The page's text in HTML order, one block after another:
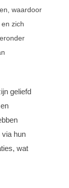
waardoor
zich
geliefd
via hun
wat